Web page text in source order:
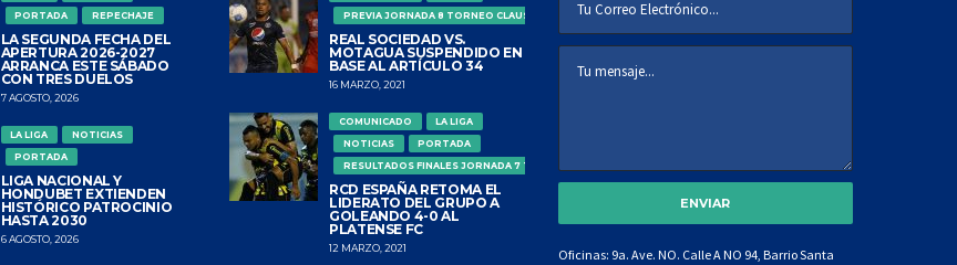
PORTADA
REPECHAJE
LA SEGUNDA FECHA DEL
APERTURA 2026-2027
ARRANCA ESTE SÁBADO
CON TRES DUELOS
7 AGOSTO, 2026
LA LIGA
NOTICIAS
PORTADA
LIGA NACIONAL Y
HONDUBET EXTIENDEN
HISTÓRICO PATROCINIO
HASTA 2030
6 AGOSTO, 2026
PREVIA JORNADA 8 TORNEO CLAUSURA
REAL SOCIEDAD VS.
MOTAGUA SUSPENDIDO EN
BASE AL ARTÍCULO 34
16 MARZO, 2021
COMUNICADO
LA LIGA
NOTICIAS
PORTADA
RESULTADOS FINALES JORNADA 7 TORNEO CLAUSURA
RCD ESPAÑA RETOMA EL
LIDERATO DEL GRUPO A
GOLEANDO 4-0 AL
PLATENSE FC
12 MARZO, 2021
Oficinas: 9a. Ave. NO. Calle A NO 94, Barrio Santa